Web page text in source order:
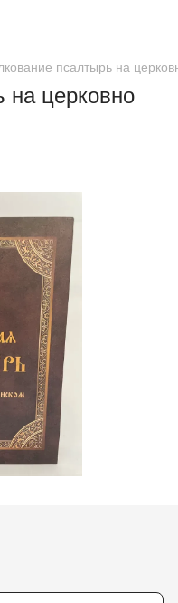
псалтырь на
на церковно